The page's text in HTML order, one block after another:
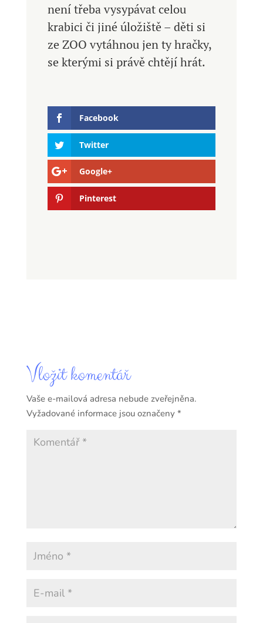
není třeba vysypávat celou
krabici či jiné úložiště – děti si
ze ZOO vytáhnou jen ty hračky,
se kterými si právě chtějí hrát.
Facebook
Twitter
Google+
Pinterest
Vložit komentář
Vaše e-mailová adresa nebude zveřejněna.
Vyžadované informace jsou označeny *